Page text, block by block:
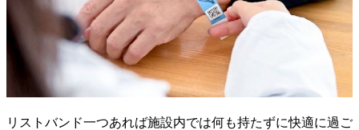
リストバンド一つあれば施設内では何も持たずに快適に過ご